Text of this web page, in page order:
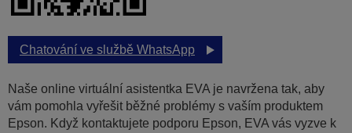
Chatování ve službě WhatsApp
Naše online virtuální asistentka EVA je navržena tak, aby
vám pomohla vyřešit běžné problémy s vaším produktem
Epson. Když kontaktujete podporu Epson, EVA vás vyzve k